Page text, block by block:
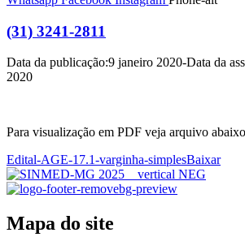
(31) 3241-2811
Data da publicação:9 janeiro 2020-Data da
2020
Para visualização em PDF veja arquivo abaixo
Edital-AGE-17.1-varginha-simplesBaixar
Mapa do site